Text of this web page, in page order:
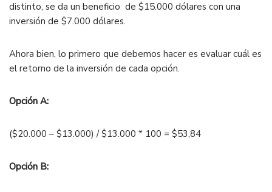
distinto, se da un beneficio de $15.000 dólares con una
inversión de $7.000 dólares.
Ahora bien, lo primero que debemos hacer es evaluar cuál es
el retorno de la inversión de cada opción.
Opción A:
($20.000 – $13.000) / $13.000 * 100 = $53,84
Opción B: